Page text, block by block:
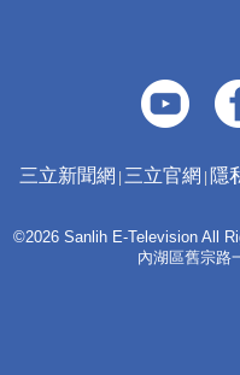
三立新聞網 三立官網 隱
©2026 Sanlih E-Television All
內湖區舊宗路